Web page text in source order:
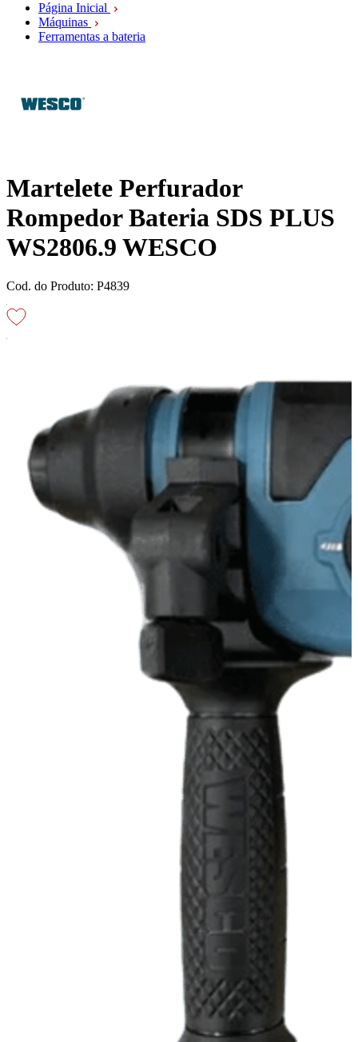
Página Inicial
Máquinas
Ferramentas a bateria
Martelete Perfurador
Rompedor Bateria SDS PLUS
WS2806.9 WESCO
Cod. do Produto: P4839